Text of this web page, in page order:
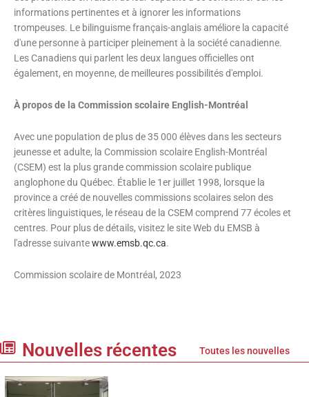
informations pertinentes et à ignorer les informations
trompeuses. Le bilinguisme français-anglais améliore la capacité
d'une personne à participer pleinement à la société canadienne.
Les Canadiens qui parlent les deux langues officielles ont
également, en moyenne, de meilleures possibilités d'emploi.
À propos de la Commission scolaire English-Montréal
Avec une population de plus de 35 000 élèves dans les secteurs
jeunesse et adulte, la Commission scolaire English-Montréal
(CSEM) est la plus grande commission scolaire publique
anglophone du Québec. Établie le 1er juillet 1998, lorsque la
province a créé de nouvelles commissions scolaires selon des
critères linguistiques, le réseau de la CSEM comprend 77 écoles et
centres. Pour plus de détails, visitez le site Web du EMSB à
l'adresse suivantewww.emsb.qc.ca.
Commission scolaire de Montréal, 2023
Nouvelles récentes Toutes les nouvelles